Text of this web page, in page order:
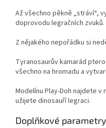
Až všechno pěkně „stráví“,
doprovodu legračních zvuků.
Z nějakého nepořádku si
Tyranosaurův kamarád
všechno na hromadu a
Modelínu Play-Doh najdete
užijete dinosauří legraci.
Doplňkové parametry